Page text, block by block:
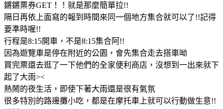
鏘鏘票券GET！！就是那麼簡單拉!!
隔日再依上面寫的報到時間來同一個地方集合就可以了!!記得
要準時喔!!
行程是8:15開車，不是8:15集合阿!!
因為遊覽車是停在附近的公園，會先集合走去搭車呦
買完票還去逛了一下他們的全家便利商店，沒想到一出來就下
起了大雨><
熱鬧的夜生活，即使下著大雨還是很有氣氛
很多特別的路邊攤小吃，都是在摩托車上就可以行動做生意!!